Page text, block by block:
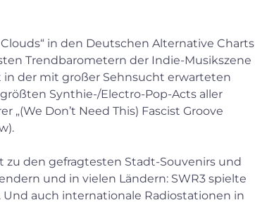
in den Deutschen Alternative Charts
Trendbarometern der Indie-Musikszene
der mit großer Sehnsucht erwarteten
Synthie-/Electro-Pop-Acts aller
„(We Don’t Need This) Fascist Groove
zu den gefragtesten Stadt-Souvenirs und
und in vielen Ländern: SWR3 spielte
Und auch internationale Radiostationen in